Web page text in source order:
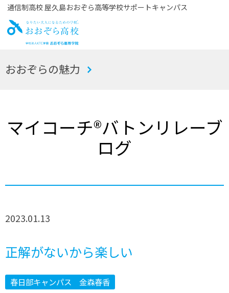
通信制高校 屋久島おおぞら高等学校サポートキャンパス
お
おおぞらの魅力
マイコーチ®バトンリレーブ
ログ
2023.01.13
正解がないから楽しい
春日部キャンパス 金森春香